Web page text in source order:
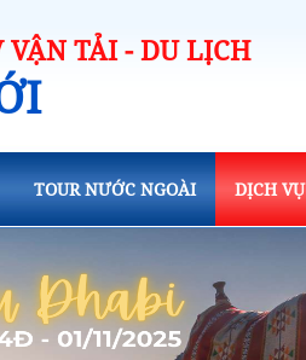
VẬN TẢI - DU LỊCH
TOUR NƯỚC NGOÀI DỊCH VỤ